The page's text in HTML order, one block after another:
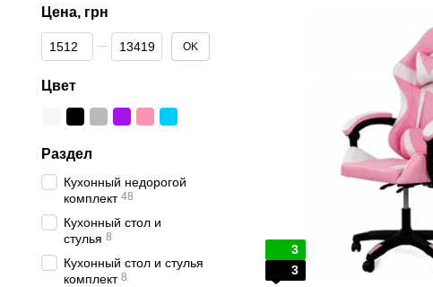
3
3
Цена, грн
От Цена, грн
До Цена, грн OK
Цвет
Раздел
Кухонный недорогой
комплект 48
Кухонный стол и
стулья 8
Кухонный стол и стулья
комплект 8